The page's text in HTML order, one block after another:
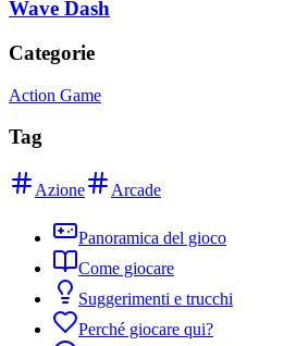
Wave Dash
Categorie
Action Game
Tag
Azione Arcade
Panoramica del gioco
Come giocare
Suggerimenti e trucchi
Perché giocare qui?